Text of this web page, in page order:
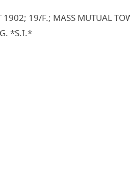
1902; 19/F.; MASS MUTUAL
*S.I.*